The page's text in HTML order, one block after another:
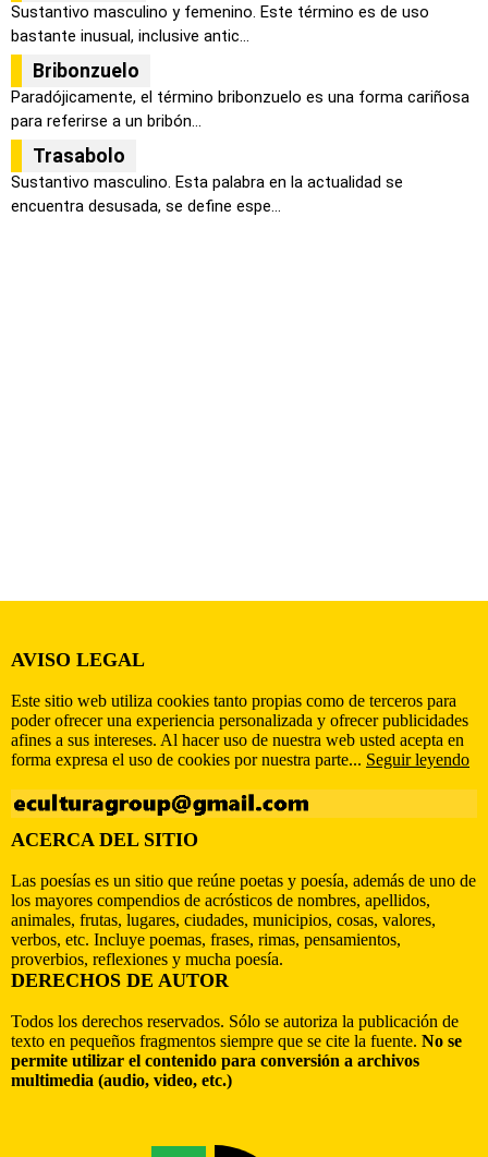
Sustantivo masculino y femenino. Este término es de uso
bastante inusual, inclusive antic...
Bribonzuelo
Paradójicamente, el término bribonzuelo es una forma cariñosa
para referirse a un bribón...
Trasabolo
Sustantivo masculino. Esta palabra en la actualidad se
encuentra desusada, se define espe...
AVISO LEGAL
Este sitio web utiliza cookies tanto propias como de terceros para
poder ofrecer una experiencia personalizada y ofrecer publicidades
afines a sus intereses. Al hacer uso de nuestra web usted acepta en
forma expresa el uso de cookies por nuestra parte... Seguir leyendo
ACERCA DEL SITIO
Las poesías es un sitio que reúne poetas y poesía, además de uno de
los mayores compendios de acrósticos de nombres, apellidos,
animales, frutas, lugares, ciudades, municipios, cosas, valores,
verbos, etc. Incluye poemas, frases, rimas, pensamientos,
proverbios, reflexiones y mucha poesía.
DERECHOS DE AUTOR
Todos los derechos reservados. Sólo se autoriza la publicación de
texto en pequeños fragmentos siempre que se cite la fuente. No se
permite utilizar el contenido para conversión a archivos
multimedia (audio, video, etc.)